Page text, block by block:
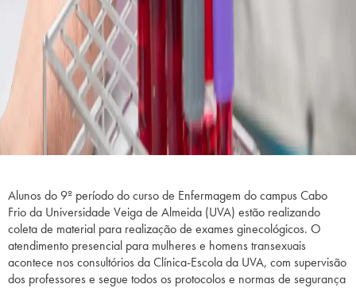
Alunos do 9º período do curso de Enfermagem do campus Cabo
Frio da Universidade Veiga de Almeida (UVA) estão realizando
coleta de material para realização de exames ginecológicos. O
atendimento presencial para mulheres e homens transexuais
acontece nos consultórios da Clínica-Escola da UVA, com supervisão
dos professores e segue todos os protocolos e normas de segurança